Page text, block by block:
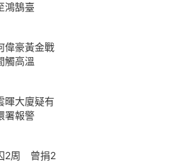
鴻鵠臺
偉豪黃金戰
觸高溫
暉大廈疑有
署報警
2周 曾捐2